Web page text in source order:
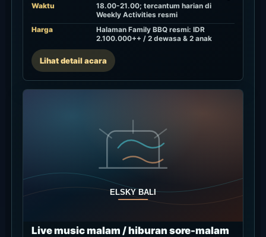
Waktu
18.00-21.00; tercantum harian di
Weekly Activities resmi
Harga
Halaman Family BBQ resmi: IDR
2.100.000++ / 2 dewasa & 2 anak
Lihat detail acara
Live music malam / hiburan sore-malam